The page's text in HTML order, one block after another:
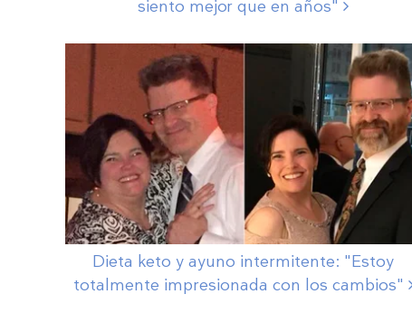
siento mejor que enaños"
Dieta keto y ayuno intermitente: "Estoy
totalmente impresionada con los cambios"